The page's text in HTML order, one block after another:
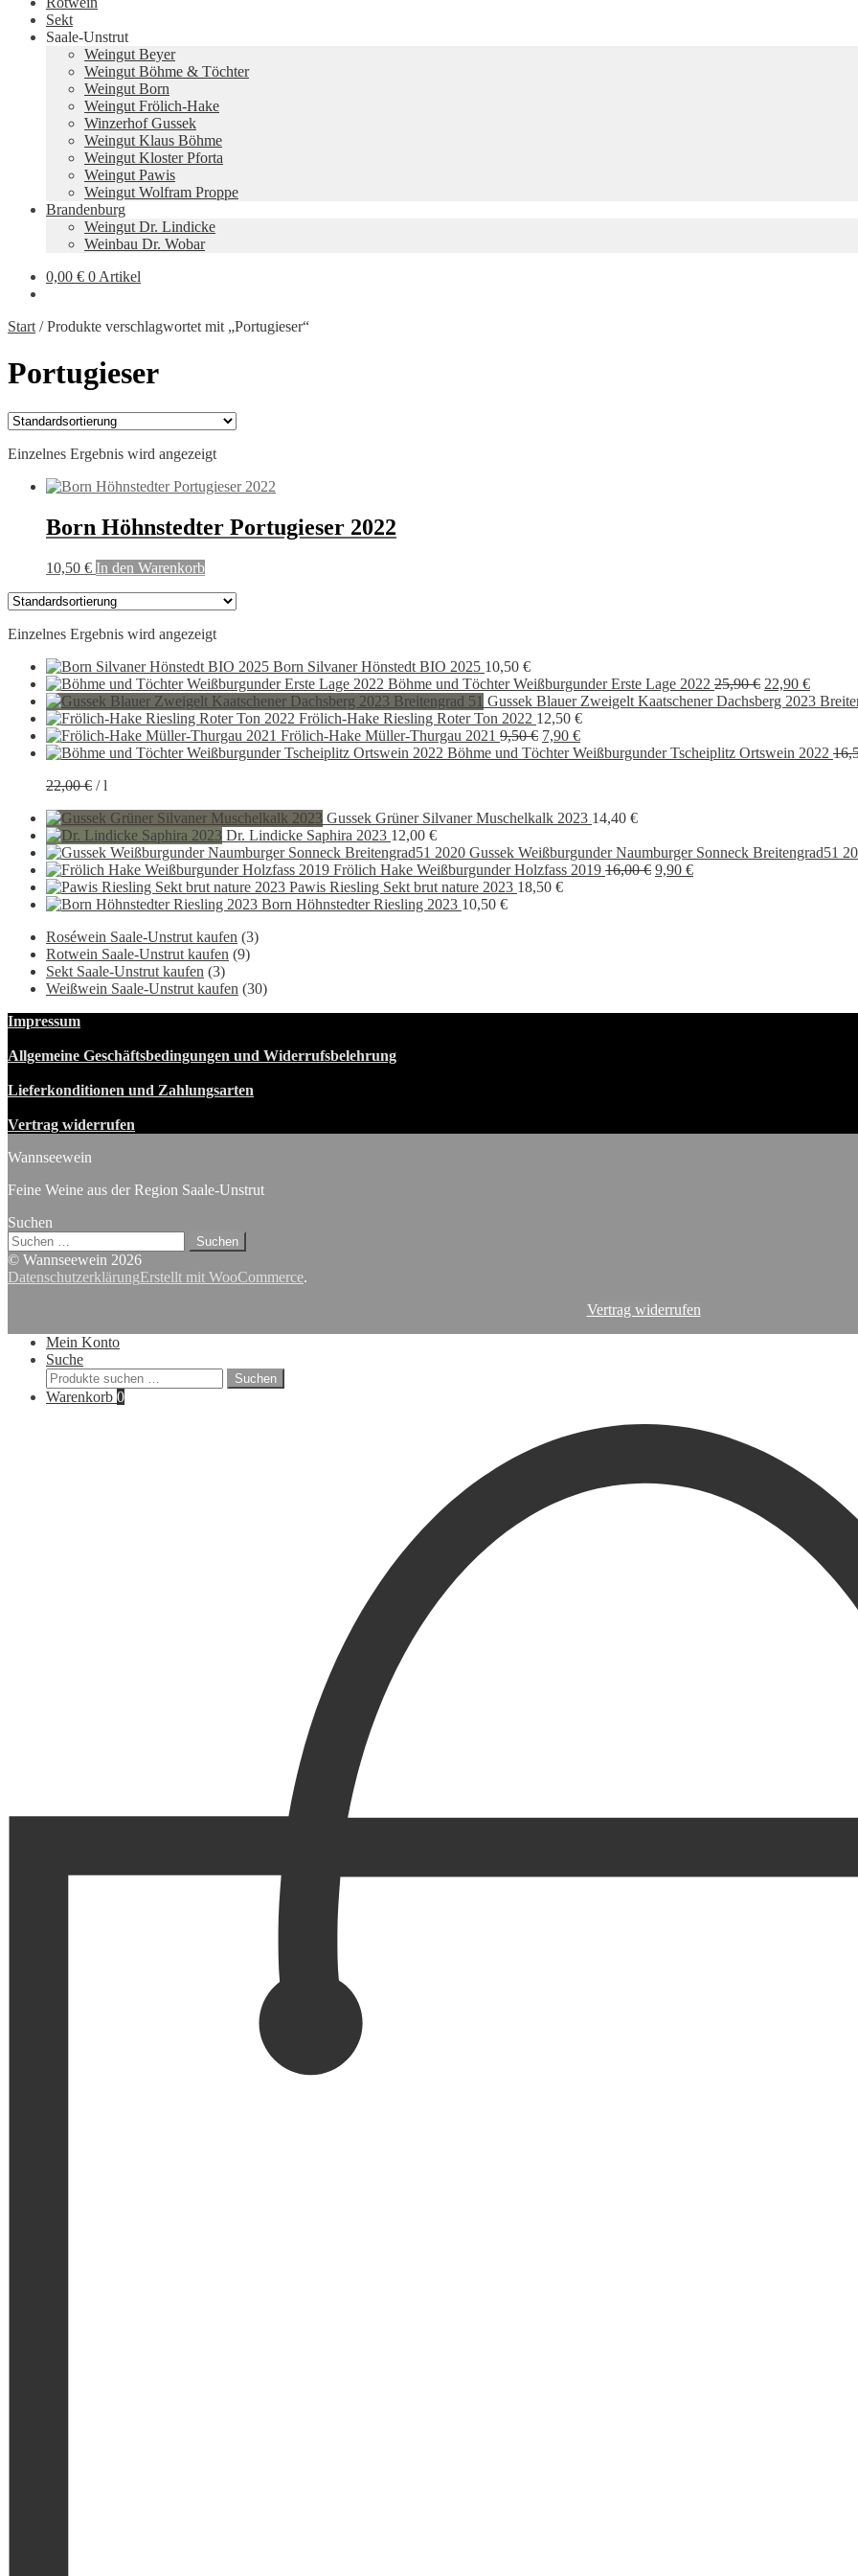
Sekt
Saale-Unstrut
Weingut Beyer
Weingut Böhme & Töchter
Weingut Born
Weingut Frölich-Hake
Winzerhof Gussek
Weingut Klaus Böhme
Weingut Kloster Pforta
Weingut Pawis
Weingut Wolfram Proppe
Brandenburg
Weingut Dr. Lindicke
Weinbau Dr. Wobar
0,00 € 0 Artikel
Start /Produkte verschlagwortet mit „Portugieser“
Portugieser
Einzelnes Ergebnis wird angezeigt
Born Höhnstedter Portugieser 2022
10,50 € In den Warenkorb
Einzelnes Ergebnis wird angezeigt
Born Silvaner Hönstedt BIO 2025 10,50 €
Böhme und Töchter Weißburgunder Erste Lage 2022 25,90€ Ursprünglicher
Preis
22,90 €Aktueller
Preis
Gussek Blauer Zweigelt Kaatschener Dachsberg 2023
Frölich-Hake Riesling Roter Ton 2022 12,50 €
Frölich-Hake Müller-Thurgau 2021 9,50€ Ursprünglicher
Preis
7,90 €Aktueller
Preis
Böhme und Töchter Weißburgunder Tscheiplitz Ortswein 2022
22,00€ /l
Gussek Grüner Silvaner Muschelkalk 2023 14,40 €
Dr. Lindicke Saphira 2023 12,00 €
Gussek Weißburgunder Naumburger Sonneck Breitengrad51
Frölich Hake Weißburgunder Holzfass 2019 16,00€ Ursprünglicher
9,90 €Aktueller
Pawis Riesling Sekt brut nature 2023 18,50 €
Born Höhnstedter Riesling 2023 10,50 €
Roséwein Saale-Unstrut kaufen (3)
Rotwein Saale-Unstrut kaufen (9)
Sekt Saale-Unstrut kaufen (3)
Weißwein Saale-Unstrut kaufen (30)
Impressum
Allgemeine Geschäftsbedingungen und Widerrufsbelehrung
Lieferkonditionen und Zahlungsarten
Vertrag widerrufen
Wannseewein
Feine Weine aus der Region Saale-Unstrut
Suchen
Suchen
nach:
© Wannseewein 2026
DatenschutzerklärungErstellt mit WooCommerce.
Vertrag widerrufen
Mein Konto
Suche
Suchen
nach:
Suchen
Warenkorb 0